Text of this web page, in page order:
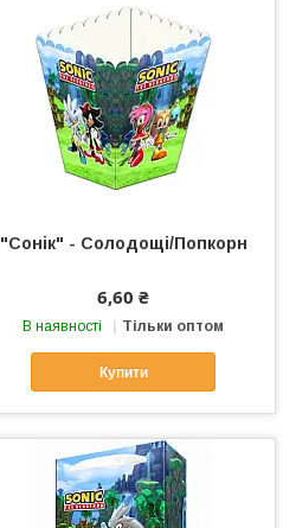
"Сонік" - Солодощі/Попкорн
6,60 ₴
В наявності Тільки оптом
Купити